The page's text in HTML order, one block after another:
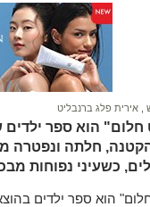
אירית פלג ברנבליט
חלום" הוא ספר ילדים
חלתה ונפטרה
כשעיני נפוחות
הוא ספר ילדים